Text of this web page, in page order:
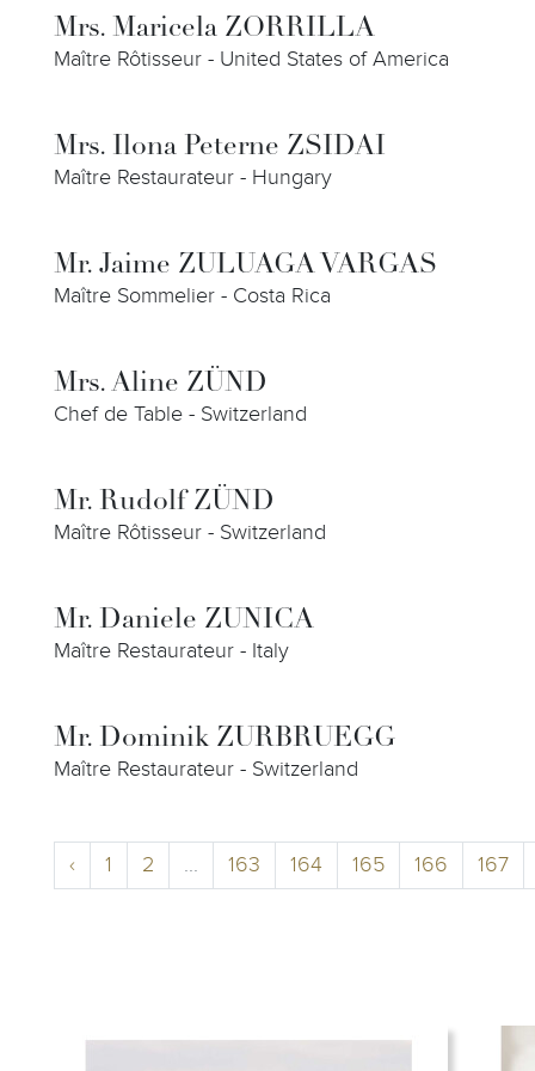
Mrs. Maricela ZORRILLA
Maître Rôtisseur - United States of America
Mrs. Ilona Peterne ZSIDAI
Maître Restaurateur - Hungary
Mr. Jaime ZULUAGA VARGAS
Maître Sommelier - Costa Rica
Mrs. Aline ZÜND
Chef de Table - Switzerland
Mr. Rudolf ZÜND
Maître Rôtisseur - Switzerland
Mr. Daniele ZUNICA
Maître Restaurateur - Italy
Mr. Dominik ZURBRUEGG
Maître Restaurateur - Switzerland
‹ 1 2 ... 163 164 165 166 167